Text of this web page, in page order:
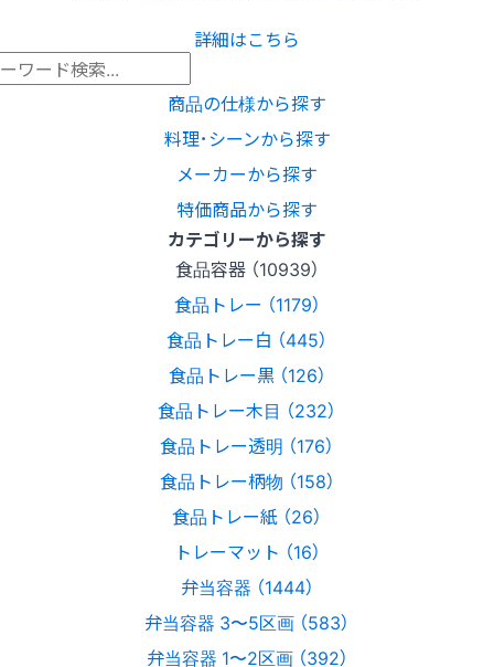
詳細はこちら
商品の仕様から探す
料理･シーンから探す
メーカーから探す
特価商品から探す
カテゴリーから探す
食品容器 （10939）
食品トレー （1179）
食品トレー白 （445）
食品トレー黒 （126）
食品トレー木目 （232）
食品トレー透明 （176）
食品トレー柄物 （158）
食品トレー紙 （26）
トレーマット （16）
弁当容器 （1444）
弁当容器 3〜5区画 （583）
弁当容器 1〜2区画 （392）